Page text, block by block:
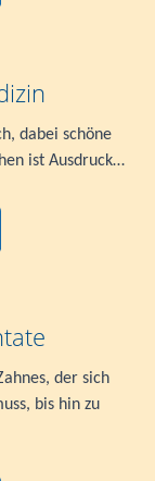
dabei schöne
ist Ausdruck…
der sich
bis hin zu